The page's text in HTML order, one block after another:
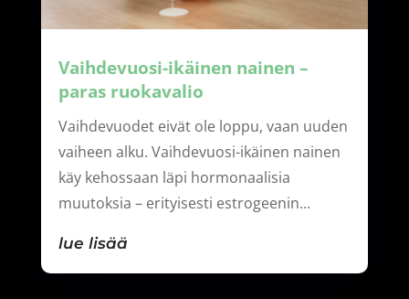
Vaihdevuosi-ikäinen nainen –
paras ruokavalio
Vaihdevuodet eivät ole loppu, vaan uuden
vaiheen alku. Vaihdevuosi-ikäinen nainen
käy kehossaan läpi hormonaalisia
muutoksia – erityisesti estrogeenin...
lue lisää